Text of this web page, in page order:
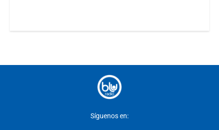
Síguenos en: